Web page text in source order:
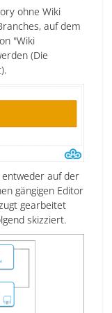
ohne Wiki
auf dem
"Wiki
(Die
auf der
gängigen Editor
gearbeitet
skizziert.